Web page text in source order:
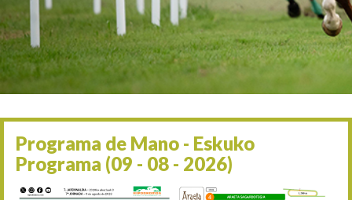
06/09 17:30 Irailaren 6a / 6 de
13/09 17:30 Irailaren 13a / 13 de
30/09 11:30 Irailaren 30a / 30 de
11/06 11:30
05/07 11:30 Uztailaren 5a / 5 de julio
12/07 11:30 Uztailaren 12a / 12 de
Programa de Mano - Eskuko
Programa (09 - 08 - 2026)